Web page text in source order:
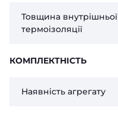
Товщина внутрішньої
термоізоляції
КОМПЛЕКТНІСТЬ
Наявність агрегату